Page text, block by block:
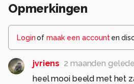
Opmerkingen
Loginof maak een account en
jvriens 2 maanden
heel mooi beeld met het